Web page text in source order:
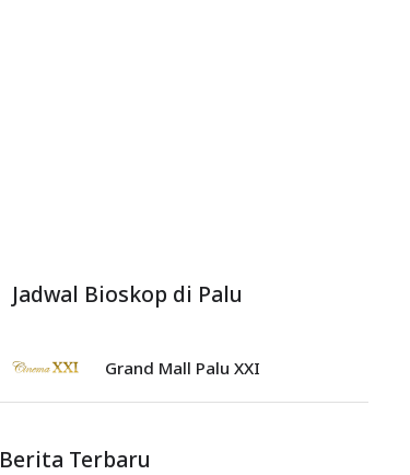
Jadwal Bioskop di Palu
Grand Mall Palu XXI
Berita Terbaru